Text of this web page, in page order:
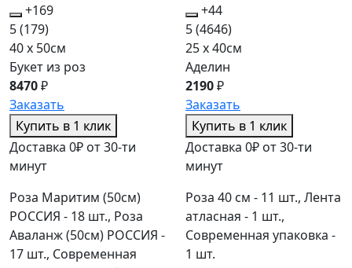
+169
5(179)
40 x 50см
Букет из роз
8470₽
Заказать
Купить в 1 клик
Доставка 0₽ от 30-ти
минут
Роза Маритим (50см)
РОССИЯ - 18 шт., Роза
Аваланж (50см) РОССИЯ -
17 шт., Современная
+44
5(4646)
25 x 40см
Аделин
2190₽
Заказать
Купить в 1 клик
Доставка 0₽ от 30-ти
минут
Роза 40 см - 11 шт., Лента
атласная - 1 шт.,
Современная упаковка -
1 шт.